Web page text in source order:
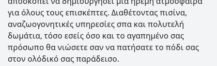
για όλους τους επισκέπτες. Διαθέτοντας πισίνα,
αναζωογονητικές υπηρεσίες σπα και πολυτελή
δωμάτια, τόσο εσείς όσο και το αγαπημένο σας
πρόσωπο θα νιώσετε σαν να πατήσατε το πόδι σας
στον ολόδικό σας παράδεισο.